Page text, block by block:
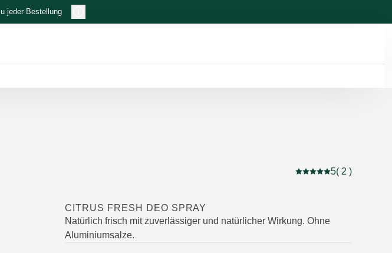
jeder Bestellung
Aktuelle Bewertung: 5
5( 2 )
CITRUS FRESH DEO SPRAY
Natürlich frisch mit zuverlässiger und natürlicher Wirkung. Ohne
Aluminiumsalze.